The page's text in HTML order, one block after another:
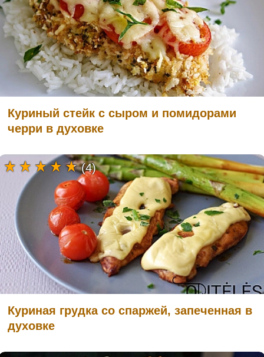
Куриный стейк с сыром и помидорами
черри в духовке
Куриная грудка со спаржей, запеченная в
духовке
(4)